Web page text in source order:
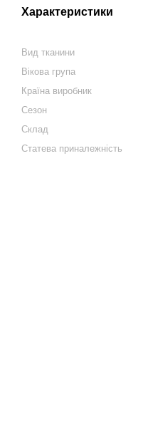
Характеристики
Вид тканини
Вікова група
Країна виробник
Сезон
Склад
Статева приналежність